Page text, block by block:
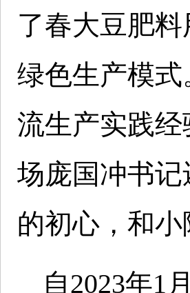
了春大豆肥
绿色生产模
流生产实践
场庞国冲书
的初心，和
自2023年1